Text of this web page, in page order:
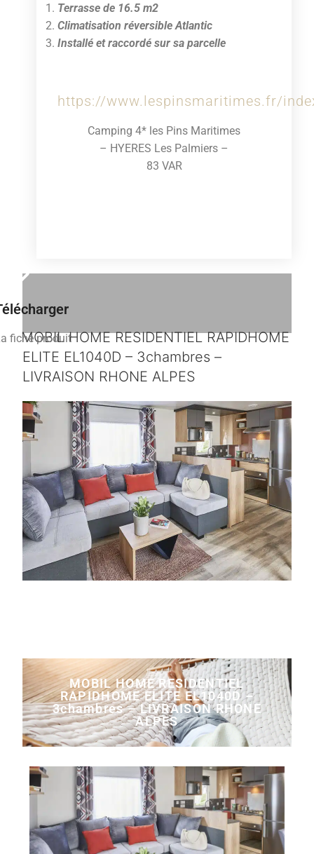
Terrasse de 16.5 m2
Climatisation réversible Atlantic
Installé et raccordé sur sa parcelle
https://www.lespinsmaritimes.fr/
Camping 4* les Pins Maritimes
– HYERES Les Palmiers –
83 VAR
fiche produit
MOBIL HOME RESIDENTIEL RAPIDHOME
ELITE EL1040D – 3chambres –
LIVRAISON RHONE ALPES
MOBIL HOME RESIDENTIEL
RAPIDHOME ELITE EL1040D –
3chambres – LIVRAISON RHONE
ALPES